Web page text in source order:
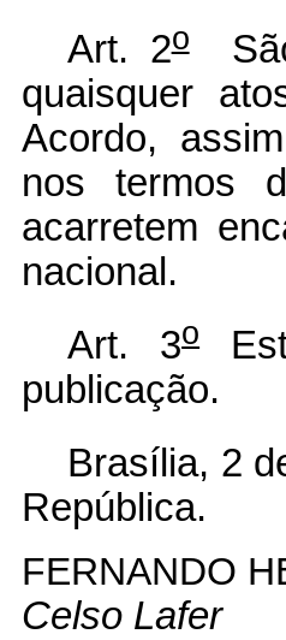
Art. 2oSão
quaisquer
Acordo,
nos termos
acarretem
nacional.
Art. 3o
publicação.
Brasília, 2
República.
FERNANDO
Celso Lafer